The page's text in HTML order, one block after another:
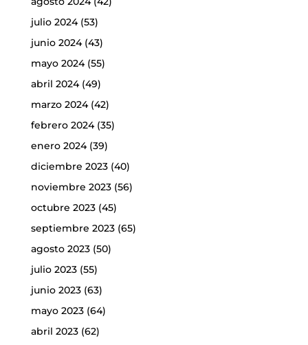
julio 2024(53)
junio 2024(43)
mayo 2024(55)
abril 2024(49)
marzo 2024(42)
febrero 2024(35)
enero 2024(39)
diciembre 2023(40)
noviembre 2023(56)
octubre 2023(45)
septiembre 2023(65)
agosto 2023(50)
julio 2023(55)
junio 2023(63)
mayo 2023(64)
abril 2023(62)